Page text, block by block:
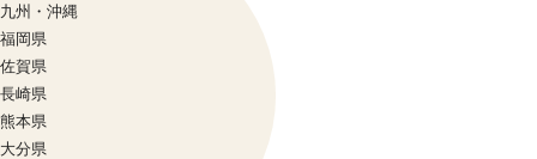
九州・沖縄
福岡県
佐賀県
長崎県
熊本県
大分県